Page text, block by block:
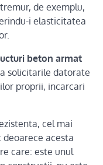
de exemplu,
i elasticitatea
beton armat
solicitarile datorate
proprii, incarcari
cel mai
acesta
care: este unul